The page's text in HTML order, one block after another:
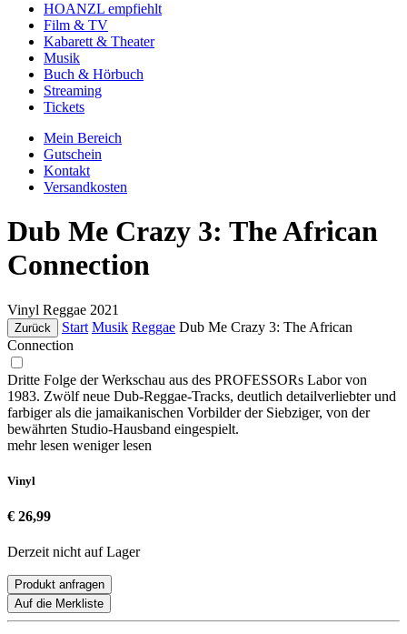
HOANZL empfiehlt
Film & TV
Kabarett & Theater
Musik
Buch & Hörbuch
Streaming
Tickets
Mein Bereich
Gutschein
Kontakt
Versandkosten
Dub Me Crazy 3: The African
Connection
Vinyl Reggae 2021
Zurück Start Musik Reggae Dub Me Crazy 3: The African
Connection
Dritte Folge der Werkschau aus des PROFESSORs Labor von
1983. Zwölf neue Dub-Reggae-Tracks, deutlich detailverliebter und
farbiger als die jamaikanischen Vorbilder der Siebziger, von der
bewährten Studio-Hausband eingespielt.
mehr lesen weniger lesen
Vinyl
€ 26,99
Derzeit nicht auf Lager
Produkt anfragen
Auf die Merkliste